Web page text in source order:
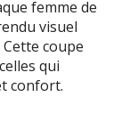
femme de
visuel
coupe
qui
confort.